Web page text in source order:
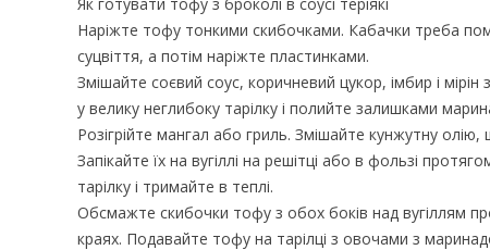
Наріжте тофу тонкими скибочками. Кабачки треба
суцвіття, а потім наріжте пластинками.
Змішайте соєвий соус, коричневий цукор, імбир і
у велику неглибоку тарілку і полийте залишками
Розігрійте мангал або гриль. Змішайте кунжутну
Запікайте їх на вугіллі на решітці або в фользі
тарілку і тримайте в теплі.
Обсмажте скибочки тофу з обох боків над вугіллям
краях. Подавайте тофу на тарілці з овочами з